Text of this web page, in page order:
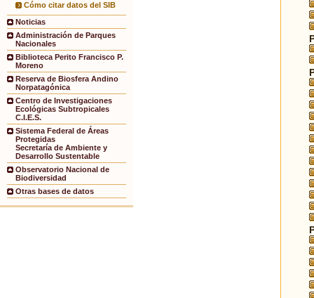
Cómo citar datos del SIB
Noticias
Administración de Parques
Nacionales
Biblioteca Perito Francisco P.
Moreno
Reserva de Biosfera Andino
Norpatagónica
Centro de Investigaciones
Ecológicas Subtropicales
C.I.E.S.
Sistema Federal de Áreas
Protegidas
Secretaría de Ambiente y
Desarrollo Sustentable
Observatorio Nacional de
Biodiversidad
Otras bases de datos